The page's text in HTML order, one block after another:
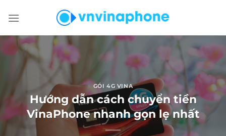
đến
dung
GÓI 4G VINA
Hướng dẫn cách chuyển tiền
VinaPhone nhanh gọn lẹ nhất